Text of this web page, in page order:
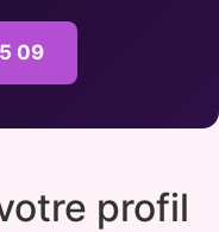
09
profil